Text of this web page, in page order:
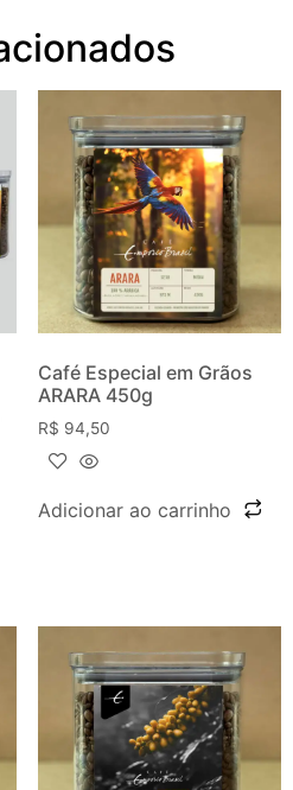
Café Especial em Grãos
ARARA 450g
R$ 94,50
Adicionar ao carrinho